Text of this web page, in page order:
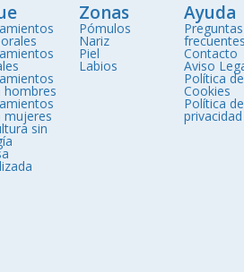
hombres
mujeres
sin
Zonas
Pómulos
Nariz
Piel
Labios
Ayuda
Preguntas
frecuentes
Contacto
Aviso
Política de
Cookies
Política de
privacidad